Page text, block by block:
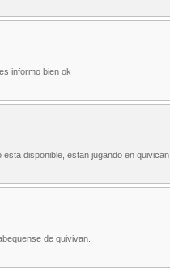
informo bien ok
disponible, estan jugando en quivican
de quivivan.